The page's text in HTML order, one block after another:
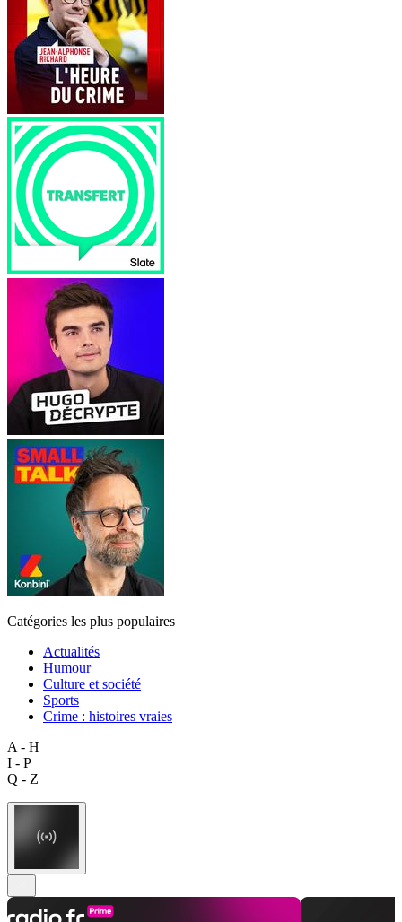
Catégories les plus populaires
Actualités
Humour
Culture et société
Sports
Crime : histoires vraies
A - H
I - P
Q - Z